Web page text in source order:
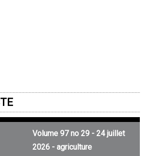
Volume 97 no 29 - 24 juillet
2026 - agriculture